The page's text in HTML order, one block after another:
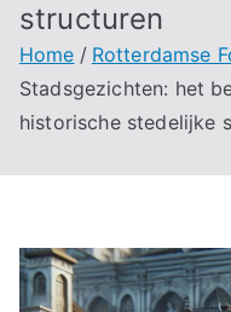
structuren
Home Rotterdamse
Stadsgezichten: het
historische stedelijke